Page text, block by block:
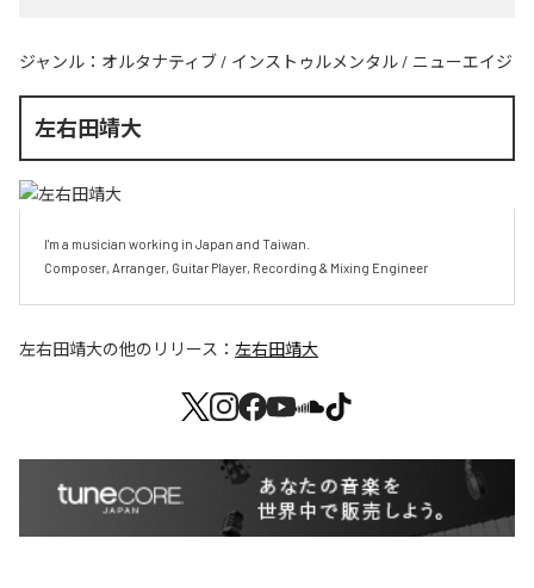
ジャンル： オルタナティブ / インストゥルメンタル / ニューエイジ
左右田靖大
I'm a musician working in Japan and Taiwan.
Composer, Arranger, Guitar Player, Recording & Mixing Engineer
左右田靖大の他のリリース： 左右田靖大